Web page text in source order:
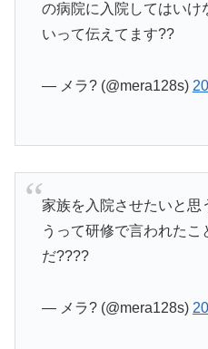
の病院に入院してはいけ
いって伝えてます??
— メラ? (@mera128s)
家族を入院させたいと思
うって研修で言われた
だ????
— メラ? (@mera128s)